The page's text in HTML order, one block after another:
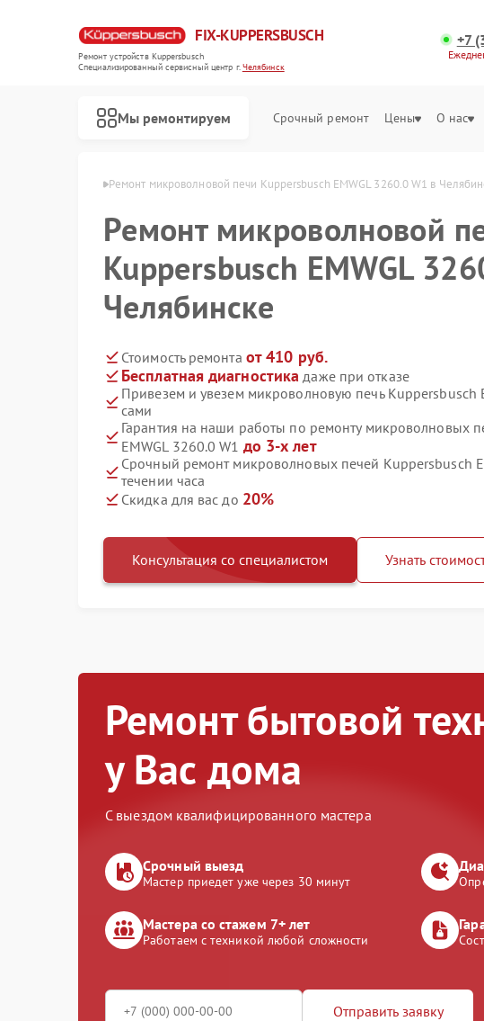
FIX-KUPPERSBUSCH
Ремонт устройств Kuppersbusch
Специализированный cервисный центр г.Челябинск
+7
Мы ремонтируем Срочный ремонт Цены О нас
Ремонт микроволновой печи Kuppersbusch EMWGL 3260.0 W1 в
Ремонт микроволновой
Kuppersbusch EMWGL
Челябинске
Стоимость ремонта от 410 руб.
Бесплатная диагностика даже при отказе
Привезем и увезем микроволновую печь Kuppersbusch
сами
Гарантия на наши работы по ремонту микроволновых
EMWGL 3260.0 W1 до 3-х лет
Срочный ремонт микроволновых печей Kuppersbusch
течении часа
Скидка для вас до 20%
Консультация со специалистом Узнать
Ремонт бытовой
у Вас дома
С выездом квалифицированного мастера
Срочный выезд
Мастер приедет уже через 30 минут
Мастера со стажем 7+ лет
Работаем с техникой любой сложности
Отправить заявку